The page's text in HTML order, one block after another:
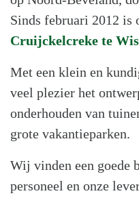
Sinds februari 2012 is
Cruijckelcreke te
Met een klein en
veel plezier het
onderhouden van
grote vakantieparken.
Wij vinden een goede
personeel en onze